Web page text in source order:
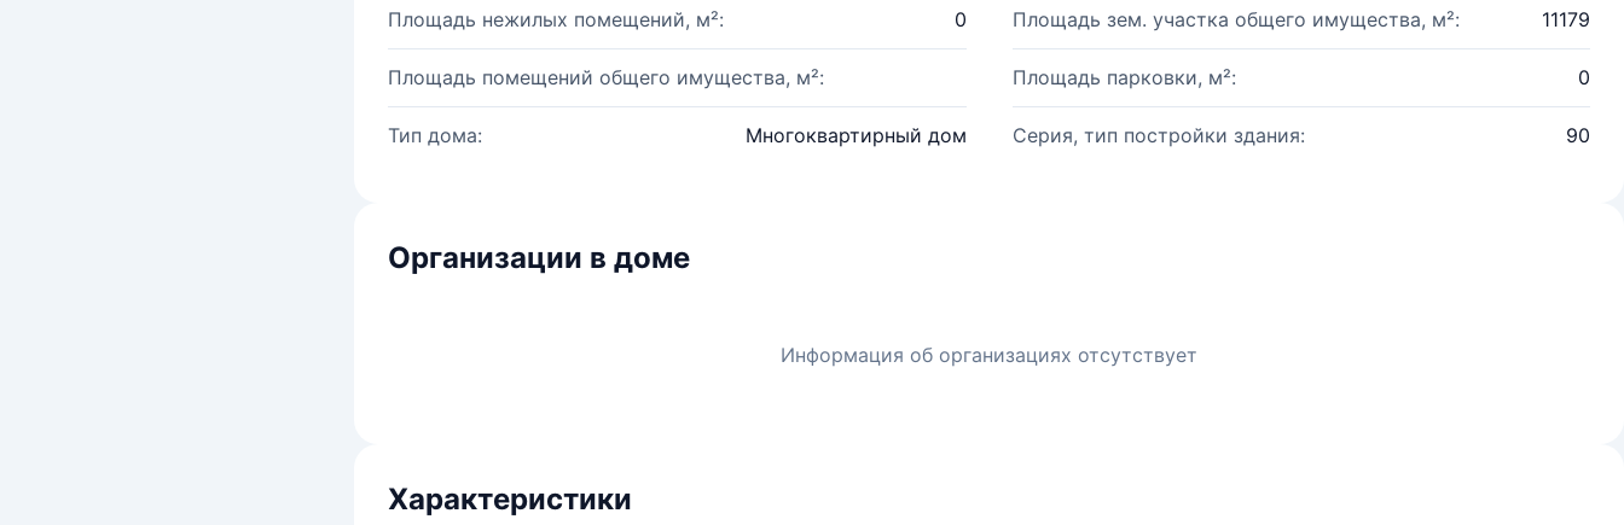
Площадь нежилых помещений, м²: 0 Площадь зем. участка общего имущества, м²: 11179
Площадь помещений общего имущества, м²: Площадь парковки, м²: 0
Тип дома: Многоквартирный дом Серия, тип постройки здания: 90
Организации в доме
Информация об организациях отсутствует
Характеристики